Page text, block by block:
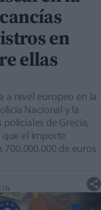
en
ellas
a nivel europeo en la
Nacional y la
de Grecia,
que el importe
de euros